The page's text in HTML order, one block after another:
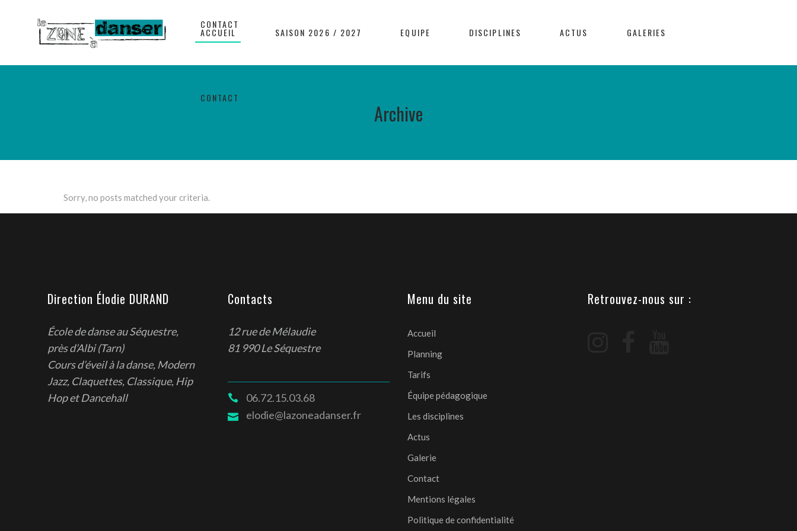
ACCUEIL SAISON 2026 / 2027 EQUIPE DISCIPLINES ACTUS GALERIES
CONTACT
CONTACT
Archive
Sorry, no posts matched your criteria.
Direction Élodie DURAND
École de danse au Séquestre,
près d’Albi (Tarn)
Cours d’éveil à la danse, Modern
Jazz, Claquettes, Classique, Hip
Hop et Dancehall
Contacts
12 rue de Mélaudie
81 990 Le Séquestre
06.72.15.03.68
elodie@lazoneadanser.fr
Menu du site
Accueil
Planning
Tarifs
Équipe pédagogique
Les disciplines
Actus
Galerie
Contact
Mentions légales
Politique de confidentialité
Retrouvez-nous sur :